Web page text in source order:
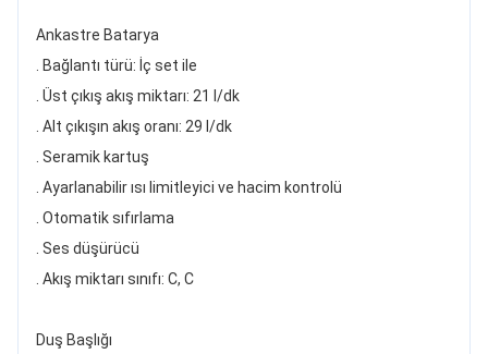
Ankastre Batarya
. Bağlantı türü: İç set ile
. Üst çıkış akış miktarı: 21 l/dk
. Alt çıkışın akış oranı: 29 l/dk
. Seramik kartuş
. Ayarlanabilir ısı limitleyici ve hacim kontrolü
. Otomatik sıfırlama
. Ses düşürücü
. Akış miktarı sınıfı: C, C
Duş Başlığı